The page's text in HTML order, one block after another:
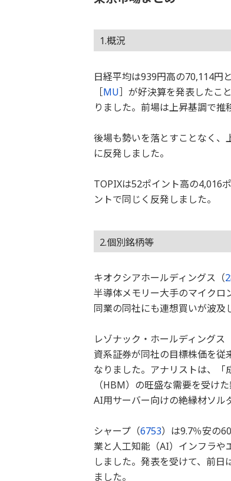
1.概況
日経平均は939円高の70,114円
［MU］が好決算を発表したこ
りました。前場は上昇基調で推
後場も勢いを落とすことなく、
に反発しました。
TOPIXは52ポイント高の4,016
ントで同じく反発しました。
2.個別銘柄等
キオクシアホールディングス（
半導体メモリー大手のマイクロ
同業の同社にも連想買いが波及
レゾナック・ホールディングス
資系証券が同社の目標株価を
なりました。アナリストは、
（HBM）の旺盛な需要を受け
AI用サーバー向けの絶縁材ソル
シャープ（6753）は9.7％安の
業と人工知能（AI）インフラや
しました。発表を受けて、前
ました。